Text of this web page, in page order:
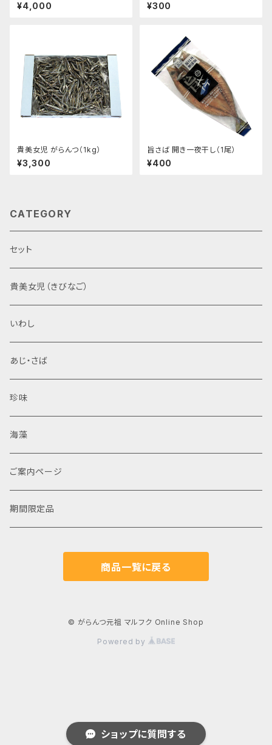
ショップに質問する
¥4,000 ¥300
貴美女児 がらんつ（1kg）
¥3,300
旨さば 開き一夜干し（1尾）
¥400
CATEGORY
セット
貴美女児（きびなご）
いわし
あじ・さば
珍味
海藻
ご案内ページ
期間限定品
商品一覧に戻る
© がらんつ元祖 マルフク Online Shop
Powered by